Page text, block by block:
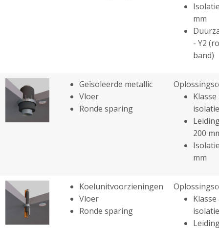
mm
- Y2
band)
Geïsoleerde metallic
Vloer
Ronde sparing
200
mm
Koelunitvoorzieningen
Vloer
Ronde sparing